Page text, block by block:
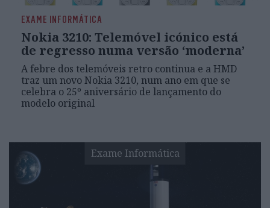
EXAME INFORMÁTICA
Nokia 3210: Telemóvel icónico está
de regresso numa versão ‘moderna’
A febre dos telemóveis retro continua e a HMD
traz um novo Nokia 3210, num ano em que se
celebra o 25º aniversário de lançamento do
modelo original
Exame Informática